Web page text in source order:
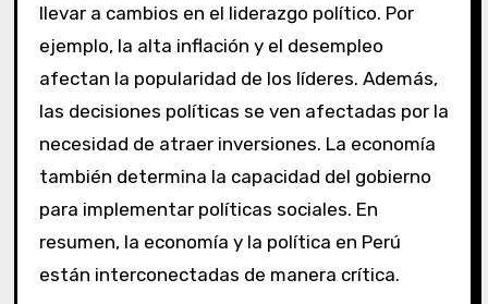
llevar a cambios en el liderazgo político. Por
ejemplo, la alta inflación y el desempleo
afectan la popularidad de los líderes. Además,
las decisiones políticas se ven afectadas por la
necesidad de atraer inversiones. La economía
también determina la capacidad del gobierno
para implementar políticas sociales. En
resumen, la economía y la política en Perú
están interconectadas de manera crítica.